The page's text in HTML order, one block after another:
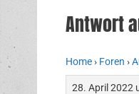
Antwort
Home› Foren ›
28. April 2022